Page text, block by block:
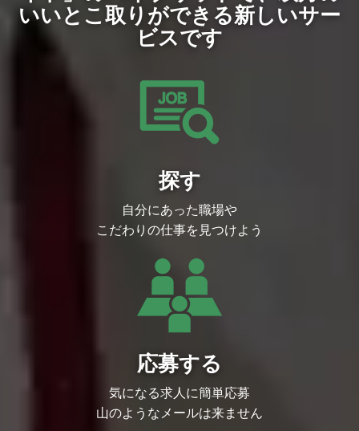
られますが、大きな裁量権を持ってビジネ
スをリードすることができます。
【労務】:【総務】=5:5
※ご自身のキャリアプランとご相談しなが
ら業務割合は調整していきます
いいとこ取りができる新しいサー
ビスです
探す
自分にあった職場や
こだわりの仕事を見つけよう
応募する
気になる求人に簡単応募
山のようなメールは来ません